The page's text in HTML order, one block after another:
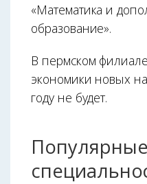
«Математика и
образование».
В пермском
экономики новых
году не будет.
Популярные